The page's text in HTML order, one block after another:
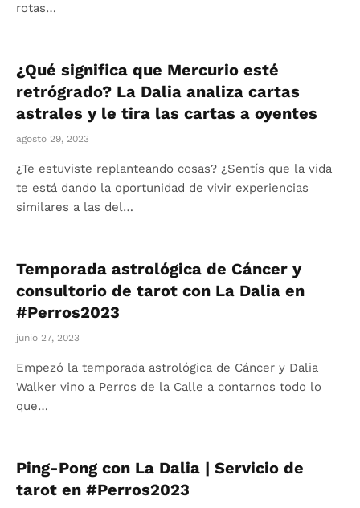
rotas…
¿Qué significa que Mercurio esté
retrógrado? La Dalia analiza cartas
astrales y le tira las cartas a oyentes
agosto 29, 2023
¿Te estuviste replanteando cosas? ¿Sentís que la vida
te está dando la oportunidad de vivir experiencias
similares a las del…
Temporada astrológica de Cáncer y
consultorio de tarot con La Dalia en
#Perros2023
junio 27, 2023
Empezó la temporada astrológica de Cáncer y Dalia
Walker vino a Perros de la Calle a contarnos todo lo
que…
Ping-Pong con La Dalia | Servicio de
tarot en #Perros2023